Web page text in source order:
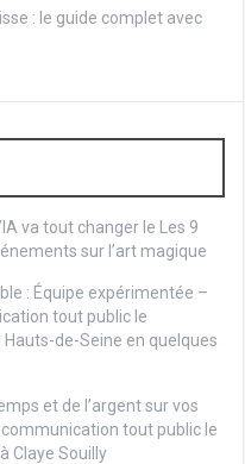
: le guide complet avec
va tout changer le
Les 9
sur l’art magique
: Équipe expérimentée –
tout public le
de-Seine en quelques
et de l’argent sur vos
tout public le
Claye Souilly